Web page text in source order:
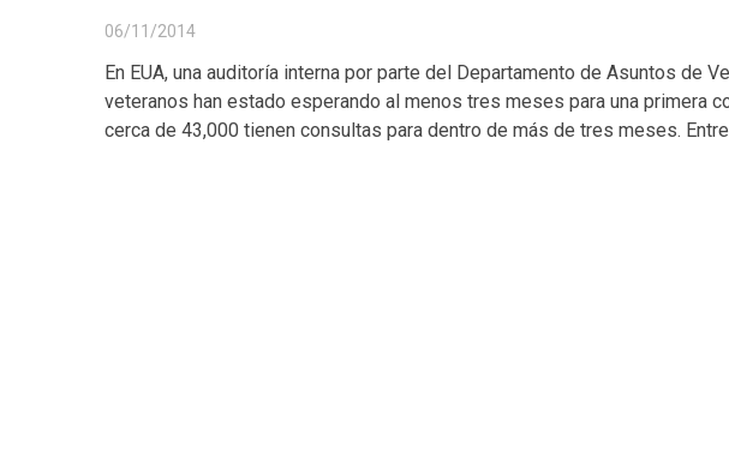
06/11/2014
En EUA, una auditoría interna por parte del Departamento de Asuntos de
veteranos han estado esperando al menos tres meses para una primera
cerca de 43,000 tienen consultas para dentro de más de tres meses.